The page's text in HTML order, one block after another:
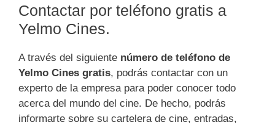
Contactar por teléfono gratis a
Yelmo Cines.
A través del siguiente número de teléfono de
Yelmo Cines gratis, podrás contactar con un
experto de la empresa para poder conocer todo
acerca del mundo del cine. De hecho, podrás
informarte sobre su cartelera de cine, entradas,